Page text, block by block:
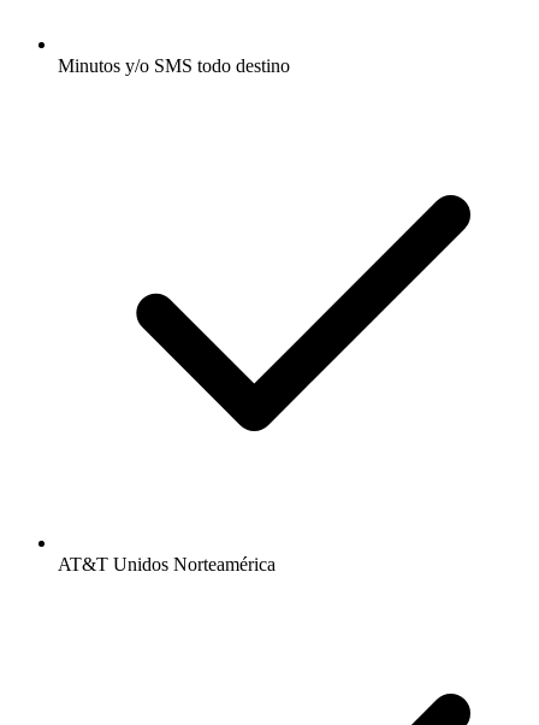
Minutos y/o SMS todo destino
AT&T Unidos Norteamérica